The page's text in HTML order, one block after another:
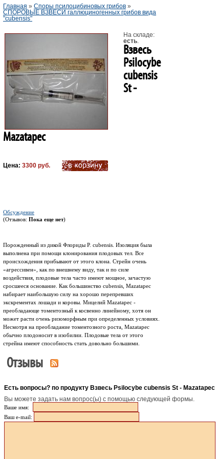
Главная » Споры псилоцибиновых грибов »
СПОРОВЫЕ ВЗВЕСИ галлюциногенных грибов вида
"cubensis"
На складе:
есть.
Взвесь
Psilocybe
cubensis
St -
Mazatapec
Цена: 3300 руб.
Обсуждение
(Отзывов: Пока еще нет)
Порожденный из дикой Флориды P. cubensis. Изоляция была
выполнена при помощи клонирования плодовых тел. Все
происхождения прибывают от этого клона. Стрейн очень
«агрессивен», как по внешнему виду, так и по силе
воздействия, плодовые тела часто имеют мощное, зачастую
сросшееся основание. Как большинство cubensis, Mazatapec
набирает наибольшую силу на хорошо перепревших
экскрементах лошади и коровы. Мицелий Mazatapec -
преобладающе томентозный к косвенно линейному, хотя он
может расти очень ризоморфным при определенных условиях.
Несмотря на преобладание томентозного роста, Mazatapec
обычно плодоносит в изобилии. Плодовые тела от этого
стрейна имеют способность стать довольно большими.
Отзывы
Есть вопросы? по продукту Взвесь Psilocybe cubensis St - Mazatapec
Вы можете задать нам вопрос(ы) с помощью следующей формы.
Ваше имя:
Ваш e-mail: